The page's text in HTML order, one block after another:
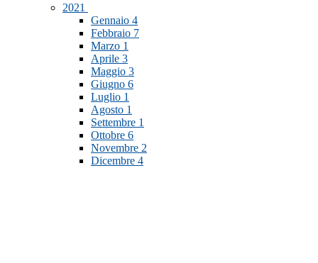
2021
Gennaio 4
Febbraio 7
Marzo 1
Aprile 3
Maggio 3
Giugno 6
Luglio 1
Agosto 1
Settembre 1
Ottobre 6
Novembre 2
Dicembre 4